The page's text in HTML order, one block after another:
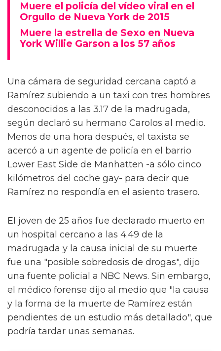
Muere el policía del vídeo viral en el
Orgullo de Nueva York de 2015
Muere la estrella de Sexo en Nueva
York Willie Garson a los 57 años
Una cámara de seguridad cercana captó a
Ramírez subiendo a un taxi con tres hombres
desconocidos a las 3.17 de la madrugada,
según declaró su hermano Carolos al medio.
Menos de una hora después, el taxista se
acercó a un agente de policía en el barrio
Lower East Side de Manhatten -a sólo cinco
kilómetros del coche gay- para decir que
Ramírez no respondía en el asiento trasero.
El joven de 25 años fue declarado muerto en
un hospital cercano a las 4.49 de la
madrugada y la causa inicial de su muerte
fue una "posible sobredosis de drogas", dijo
una fuente policial a NBC News. Sin embargo,
el médico forense dijo al medio que "la causa
y la forma de la muerte de Ramírez están
pendientes de un estudio más detallado", que
podría tardar unas semanas.